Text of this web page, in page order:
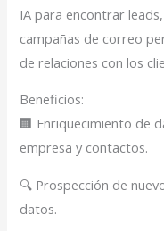
IA para encontrar
campañas de correo
de relaciones con los
Beneficios:
🏢 Enriquecimiento de
empresa y contactos.
🔍 Prospección de
datos.